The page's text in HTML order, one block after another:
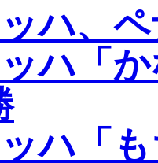
ハ、
ハ「
ハ「